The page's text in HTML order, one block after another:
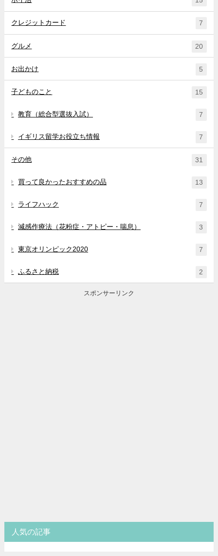
クレジットカード 7
グルメ 20
お出かけ 5
子どものこと 15
教育（総合型選抜入試） 7
イギリス留学お役立ち情報 7
その他 31
買って良かったおすすめの品 13
ライフハック 7
減感作療法（花粉症・アトピー・喘息） 3
東京オリンピック2020 7
ふるさと納税 2
スポンサーリンク
人気の記事